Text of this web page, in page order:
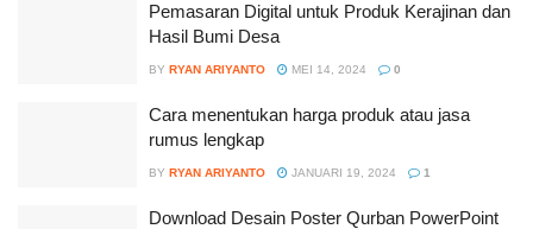
Pemasaran Digital untuk Produk Kerajinan dan
Hasil Bumi Desa
BY RYAN ARIYANTO MEI 14, 2024 0
Cara menentukan harga produk atau jasa
rumus lengkap
BY RYAN ARIYANTO JANUARI 19, 2024 1
Download Desain Poster Qurban PowerPoint